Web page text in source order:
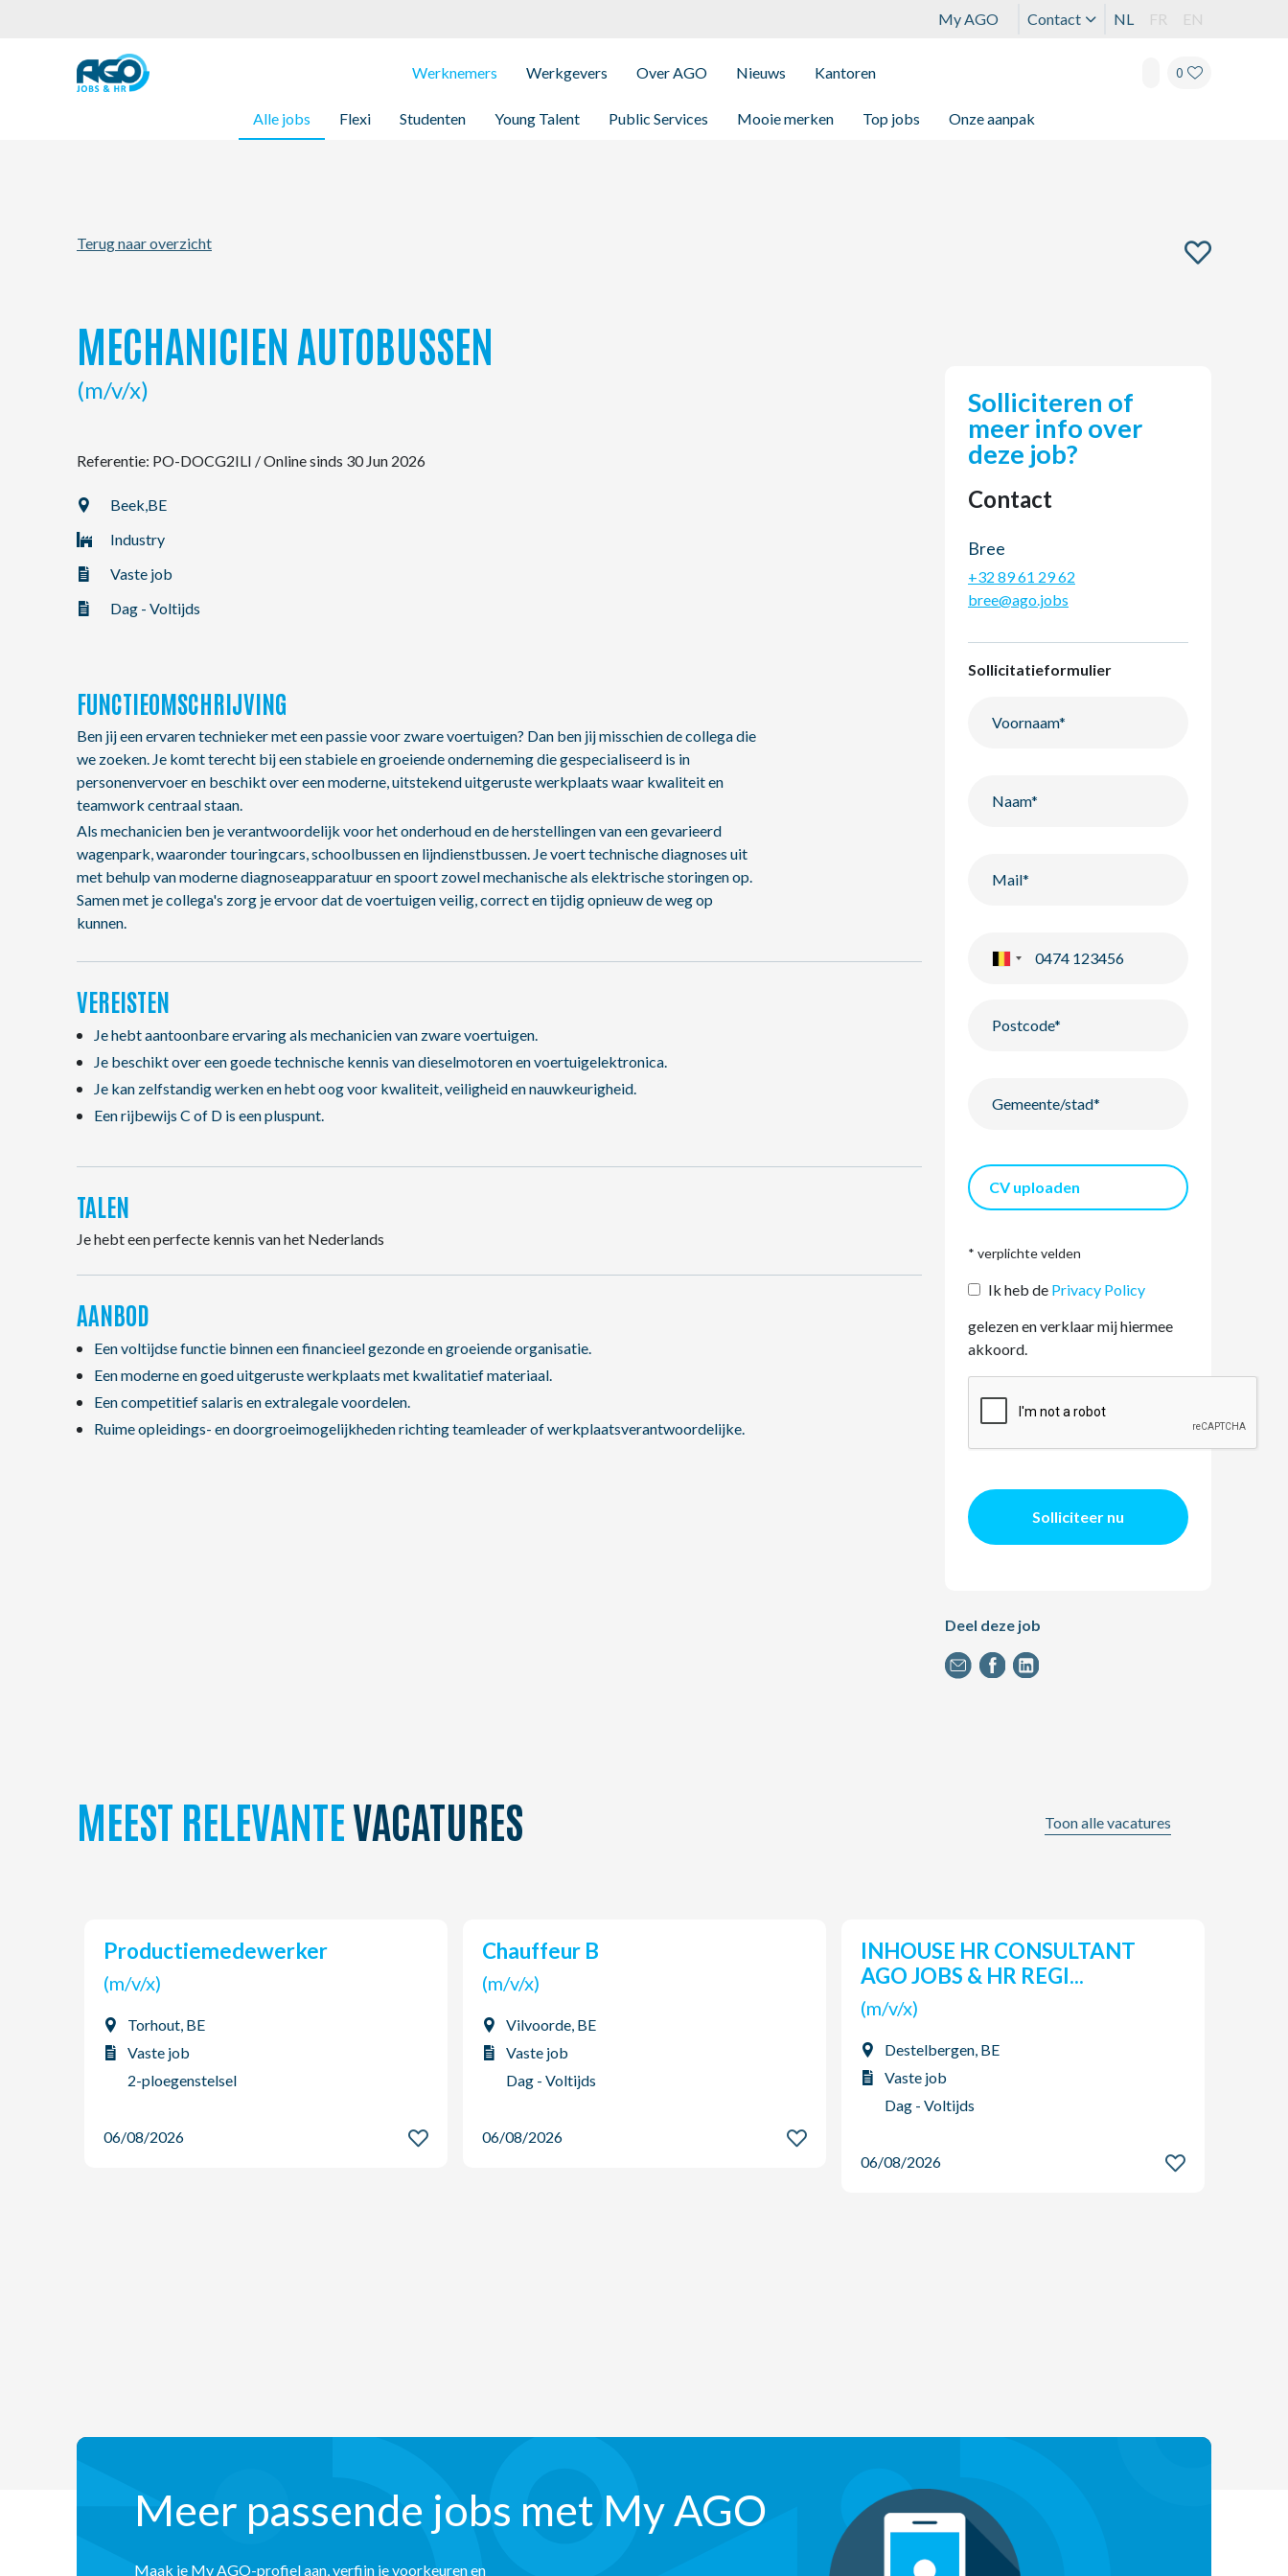
My AGO Contact NL FR EN
Werknemers
Alle jobs Flexi Studenten Young Talent Public Services Mooie merken Top jobs Onze aanpak
Werkgevers Over AGO Nieuws Kantoren 0
Werknemers
Kantoren
My AGO
Terug naar overzicht
MECHANICIEN AUTOBUSSEN
(m/v/x)
Referentie: PO-DOCG2ILI /Online sinds 30 Jun 2026
Beek,BE
Industry
Vaste job
Dag - Voltijds
FUNCTIEOMSCHRIJVING
Ben jij een ervaren technieker met een passie voor zware voertuigen? Dan ben jij misschien de collega die
we zoeken. Je komt terecht bij een stabiele en groeiende onderneming die gespecialiseerd is in
personenvervoer en beschikt over een moderne, uitstekend uitgeruste werkplaats waar kwaliteit en
teamwork centraal staan.
Als mechanicien ben je verantwoordelijk voor het onderhoud en de herstellingen van een gevarieerd
wagenpark, waaronder touringcars, schoolbussen en lijndienstbussen. Je voert technische diagnoses uit
met behulp van moderne diagnoseapparatuur en spoort zowel mechanische als elektrische storingen op.
Samen met je collega's zorg je ervoor dat de voertuigen veilig, correct en tijdig opnieuw de weg op
kunnen.
VEREISTEN
Je hebt aantoonbare ervaring als mechanicien van zware voertuigen.
Je beschikt over een goede technische kennis van dieselmotoren en voertuigelektronica.
Je kan zelfstandig werken en hebt oog voor kwaliteit, veiligheid en nauwkeurigheid.
Een rijbewijs C of D is een pluspunt.
TALEN
Je hebt een perfecte kennis van het Nederlands
AANBOD
Een voltijdse functie binnen een financieel gezonde en groeiende organisatie.
Een moderne en goed uitgeruste werkplaats met kwalitatief materiaal.
Een competitief salaris en extralegale voordelen.
Ruime opleidings- en doorgroeimogelijkheden richting teamleader of werkplaatsverantwoordelijke.
Solliciteren of
meer info over
deze job?
Contact
Bree
+32 89 61 29 62
bree@ago.jobs
Sollicitatieformulier
CV uploaden
* verplichte velden
Ik heb de Privacy Policy
gelezen en verklaar mij hiermee
akkoord.
Solliciteer nu
Deel deze job
MEEST RELEVANTEVACATURES Toon alle vacatures
Productiemedewerker
(m/v/x)
Torhout, BE
Vaste job
2-ploegenstelsel
06/08/2026
Chauffeur B
(m/v/x)
Vilvoorde, BE
Vaste job
Dag - Voltijds
06/08/2026
INHOUSE HR CONSULTANT
AGO JOBS & HR REGI...
(m/v/x)
Destelbergen, BE
Vaste job
Dag - Voltijds
06/08/2026
Meer passende jobs met My AGO
Maak je My AGO-profiel aan, verfijn je voorkeuren en